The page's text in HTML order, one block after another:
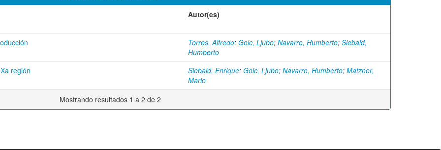
Autor(es)
Torres, Alfredo; Goic, Ljubo; Navarro, Humberto; Siebald,
Humberto
región Siebald, Enrique; Goic, Ljubo; Navarro, Humberto; Matzner,
Mario
Mostrando resultados 1 a 2 de 2